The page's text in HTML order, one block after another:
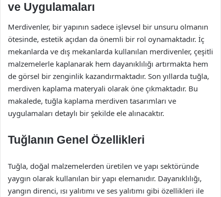
ve Uygulamaları
Merdivenler, bir yapının sadece işlevsel bir unsuru olmanın
ötesinde, estetik açıdan da önemli bir rol oynamaktadır. İç
mekanlarda ve dış mekanlarda kullanılan merdivenler, çeşitli
malzemelerle kaplanarak hem dayanıklılığı artırmakta hem
de görsel bir zenginlik kazandırmaktadır. Son yıllarda tuğla,
merdiven kaplama materyali olarak öne çıkmaktadır. Bu
makalede, tuğla kaplama merdiven tasarımları ve
uygulamaları detaylı bir şekilde ele alınacaktır.
Tuğlanın Genel Özellikleri
Tuğla, doğal malzemelerden üretilen ve yapı sektöründe
yaygın olarak kullanılan bir yapı elemanıdır. Dayanıklılığı,
yangın direnci, ısı yalıtımı ve ses yalıtımı gibi özellikleri ile